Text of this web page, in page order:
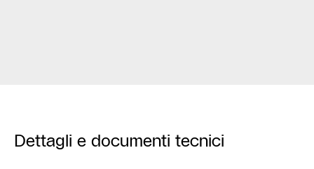
Dettagli e documenti tecnici